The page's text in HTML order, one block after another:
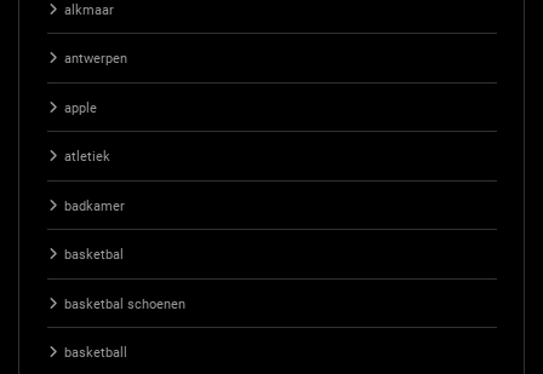
alkmaar
antwerpen
apple
atletiek
badkamer
basketbal
basketbal schoenen
basketball